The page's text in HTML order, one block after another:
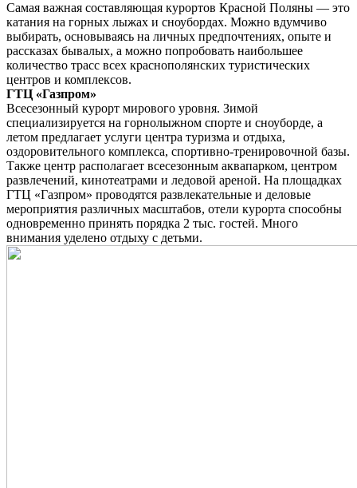
Самая важная составляющая курортов Красной Поляны — это
катания на горных лыжах и сноубордах. Можно вдумчиво
выбирать, основываясь на личных предпочтениях, опыте и
рассказах бывалых, а можно попробовать наибольшее
количество трасс всех краснополянских туристических
центров и комплексов.
ГТЦ «Газпром»
Всесезонный курорт мирового уровня. Зимой
специализируется на горнолыжном спорте и сноуборде, а
летом предлагает услуги центра туризма и отдыха,
оздоровительного комплекса, спортивно-тренировочной базы.
Также центр располагает всесезонным аквапарком, центром
развлечений, кинотеатрами и ледовой ареной. На площадках
ГТЦ «Газпром» проводятся развлекательные и деловые
мероприятия различных масштабов, отели курорта способны
одновременно принять порядка 2 тыс. гостей. Много
внимания уделено отдыху с детьми.